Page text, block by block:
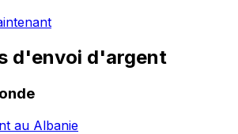
d'envoi d'argent
au Albanie